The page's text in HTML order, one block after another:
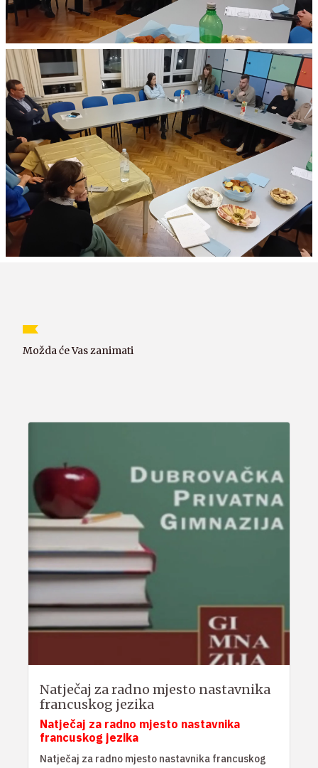
Možda će Vas zanimati
Natječaj za radno mjesto nastavnika
francuskog jezika
Natječaj za radno mjesto nastavnika
francuskog jezika
Natječaj za radno mjesto nastavnika francuskog